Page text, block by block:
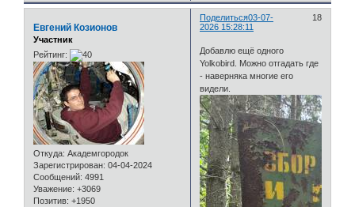
Поделиться 18
03-07-
2026 15:28:11
Евгений Козионов
Участник
Рейтинг:
Откуда: Академгородок
Зарегистрирован: 04-04-2024
Сообщений: 4991
Уважение: +3069
Позитив: +1950
Добавлю ещё одного
Yolkobird. Можно отгадать где
- наверняка многие его
видели.